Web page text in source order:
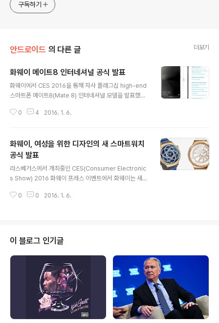
구독하기
안드로이드 의 다른 글 더보기
화웨이 메이트8 인터네셔널 공식 발표
화웨이에서 CES 2016을 통해 자사 플래그십 high-end
스마트폰 메이트8(Mate 8) 인터네셔널 모델을 발표했다.
eilo X20~30, Exynos 8890)의 첫번째 칩인 Kirin 95
당시 메이트8에 관한 디테일한 소개가 있었기에 패스 할까
하다가 스펙 을 다시 한번 정리하자면 아래와 같다. 주목할
만한 점은 '4,000mAh' 대용량 배터리, high end 스펙임
에도 듀얼SIM을 지원한다는 점이다. 화웨이 메이트8에 대
한 리뷰는 화웨이 2주년 이벤트 당시 여러 해외매체들이
중국에 찾아가 남겼던 글 중 ..
0 4 2016. 1. 6.
화웨이, 여성을 위한 디자인의 새 스마트워치
공식 발표
라스베거스에서 개최중인 CES(Consumer Electronic
s Show) 2016 화웨이 프레스 이벤트에서 화웨이는 새
간 아마도, 화웨이가 '여성을 위한 마켓'을 염두에 두고 새
더 큰 44mm다. 상단 이미지를 통해서 볼 수 있듯이 Eleg
ant 와 Jewel는 얇은 손목 밴드에 골드 케이싱 디자인을
채택했다. 화웨이의 이 새 워치의 가격은 $349 ~ $799
가 될 것이라 밝혔다. (위 사진이 Elegant, 아래가 Jewel)
▲ T.B의 SNS ..
0 0 2016. 1. 6.
이 블로그 인기글